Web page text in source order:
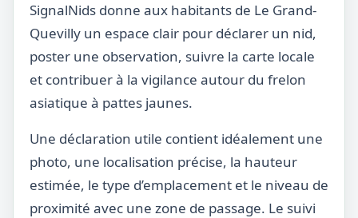
SignalNids donne aux habitants de Le Grand-
Quevilly un espace clair pour déclarer un nid,
poster une observation, suivre la carte locale
et contribuer à la vigilance autour du frelon
asiatique à pattes jaunes.
Une déclaration utile contient idéalement une
photo, une localisation précise, la hauteur
estimée, le type d’emplacement et le niveau de
proximité avec une zone de passage. Le suivi